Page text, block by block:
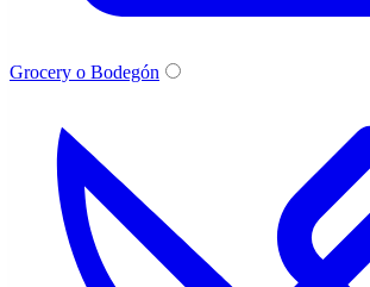
Grocery o Bodegón